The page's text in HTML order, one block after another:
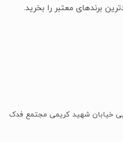
برندهای معتبر را بخرید.
خیابان شهید کریمی مجتمع فدک